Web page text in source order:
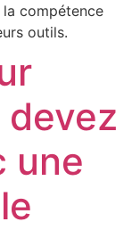
compétence
outils.
une